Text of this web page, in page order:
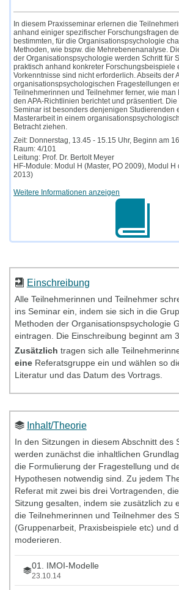
In diesem Praxisseminar erlernen die
anhand einiger spezifischer Forschungsfragen
bestimmten, für die Organisationspsychologie
Methoden, wie bspw. die Mehrebenenanalyse.
der Organisationspsychologie werden Schritt für
praktisch anhand konkreter Forschungsbeispiele
Vorkenntnisse sind nicht erforderlich. Abseits der
organisationspsychologischen Fragestellungen
Teilnehmerinnen und Teilnehmer ferner, wie
den APA-Richtlinien berichtet und präsentiert.
Seminar ist besonders denjenigen Studierenden
Masterarbeit in einem
Betracht ziehen.
Zeit: Donnerstag, 13.45 - 15.15 Uhr, Beginn am
Raum: 4/101
Leitung: Prof. Dr. Bertolt Meyer
HF-Module: Modul H (Master, PO 2009), Modul H
2013)
Weitere Informationen anzeigen
Einschreibung
Alle Teilnehmerinnen und Teilnehmer
ins Seminar ein, indem sie sich in die
Methoden der Organisationspsychologie
eintragen. Die Einschreibung beginnt am
Zusätzlich tragen sich alle
eineReferatsgruppe ein und wählen so
Literatur und das Datum des Vortrags.
Inhalt/Theorie
In den Sitzungen in diesem Abschnitt des
werden zunächst die inhaltlichen
die Formulierung der Fragestellung und
Hypothesen notwendig sind. Zu jedem
Referat mit zwei bis drei Vortragenden,
Sitzung gesalten, indem sie zusätzlich zu
die Teilnehmerinnen und Teilnehmer des
(Gruppenarbeit, Praxisbeispiele etc) und
moderieren.
01. IMOI-Modelle
23.10.14